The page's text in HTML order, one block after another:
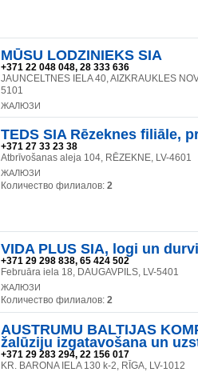
MŪSU LODZINIEKS SIA
+371 22 048 048, 28 333 636
JAUNCELTNES IELA 40, AIZKRAUKLES
5101
ЖАЛЮЗИ
TEDS SIA Rēzeknes filiāle,
+371 27 33 23 38
Atbrīvošanas aleja 104, RĒZEKNE, LV-4601
ЖАЛЮЗИ
Количество филиалов: 2
VIDA PLUS SIA, logi un
+371 29 298 838, 65 424 502
Februāra iela 18, DAUGAVPILS, LV-5401
ЖАЛЮЗИ
Количество филиалов: 2
AUSTRUMU BALTIJAS
žalūziju izgatavošana un
+371 29 283 294, 22 156 017
KR. BARONA IELA 130 k-2, RĪGA, LV-1012